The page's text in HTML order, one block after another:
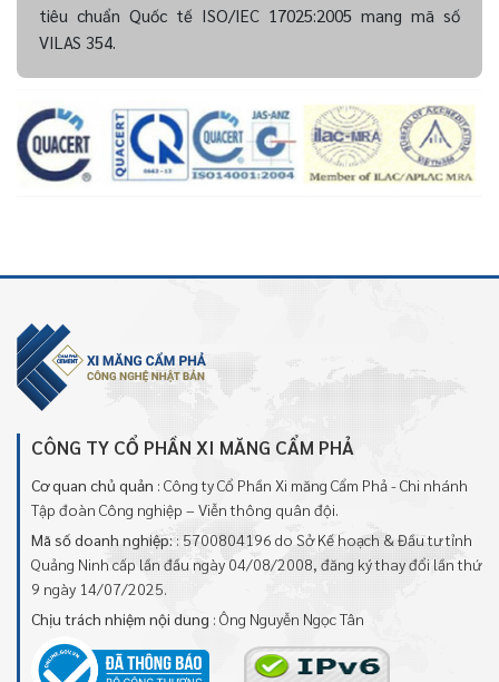
tiêu chuẩn Quốc tế ISO/IEC 17025:2005 mang mã số
VILAS 354.
CÔNG TY CỔ PHẦN XI MĂNG CẨM PHẢ
Cơ quan chủ quản : Công ty Cổ Phần Xi măng Cẩm Phả - Chi nhánh
Tập đoàn Công nghiệp – Viễn thông quân đội.
Mã số doanh nghiệp: : 5700804196 do Sở Kế hoạch & Đầu tư tỉnh
Quảng Ninh cấp lần đầu ngày 04/08/2008, đăng ký thay đổi lần thứ
9 ngày 14/07/2025.
Chịu trách nhiệm nội dung : Ông Nguyễn Ngọc Tân